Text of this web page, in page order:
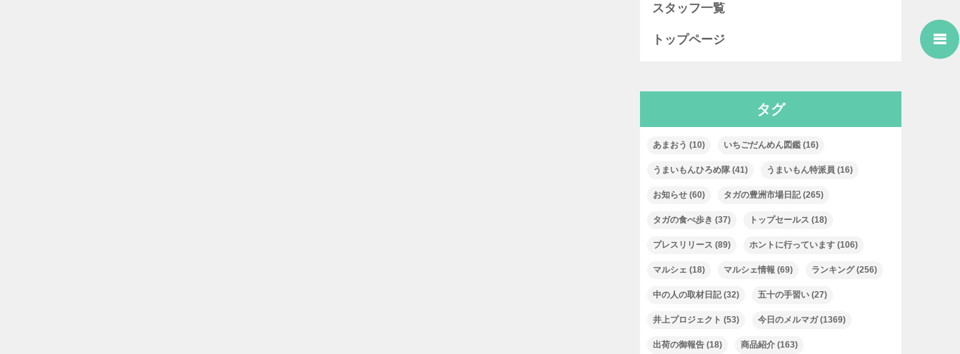
スタッフ一覧
トップページ
タグ
あまおう (10) いちごだんめん図鑑 (16)
うまいもんひろめ隊 (41) うまいもん特派員 (16)
お知らせ (60) タガの豊洲市場日記(265)
タガの食べ歩き (37) トップセールス (18)
プレスリリース (89) ホントに行っています (106)
マルシェ (18) マルシェ情報 (69) ランキング(256)
中の人の取材日記(32) 五十の手習い (27)
井上プロジェクト (53) 今日のメルマガ(1369)
出荷の御報告 (18) 商品紹介 (163)